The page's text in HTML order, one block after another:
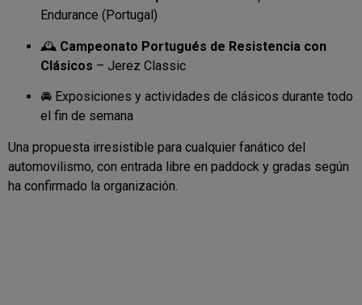
Endurance (Portugal)
🕰️ Campeonato Portugués de Resistencia con
Clásicos – Jerez Classic
🚘 Exposiciones y actividades de clásicos durante todo
el fin de semana
Una propuesta irresistible para cualquier fanático del
automovilismo, con entrada libre en paddock y gradas según
ha confirmado la organización.